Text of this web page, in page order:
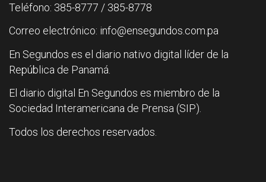
Teléfono: 385-8777 / 385-8778
Correo electrónico: info@ensegundos.com.pa
En Segundos es el diario nativo digital líder de la
República de Panamá.
El diario digital En Segundos es miembro de la
Sociedad Interamericana de Prensa (SIP).
Todos los derechos reservados.